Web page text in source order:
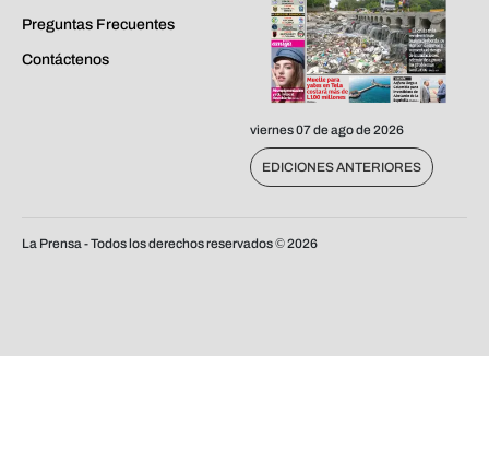
Preguntas Frecuentes
Contáctenos
viernes 07 de ago de 2026
EDICIONES ANTERIORES
La Prensa - Todos los derechos reservados ©2026